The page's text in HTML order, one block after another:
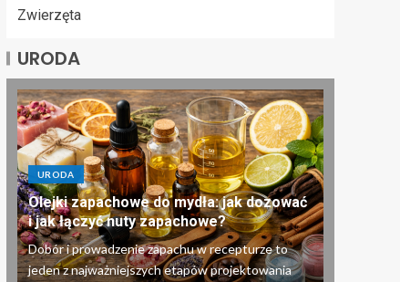
Zwierzęta
URODA
URODA
Olejki zapachowe do mydła: jak dozować
i jak łączyć nuty zapachowe?
Dobór i prowadzenie zapachu w recepturze to
jeden z najważniejszych etapów projektowania